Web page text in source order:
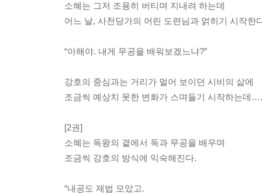
소혜는 그저 조용히 버티며 지내려 하는데
어느 날, 사천당가의 어린 도련님과 얽히기 시작한
“아해야. 내게 무공을 배워보겠느냐?”
강호의 중심과는 거리가 멀어 보이던 시비의 삶에
조금씩 예상치 못한 변화가 스며들기 시작하는데….
[2권]
소혜는 독왕의 곁에서 독과 무공을 배우며
조금씩 강호의 방식에 익숙해진다.
“내공도 제법 모았고.